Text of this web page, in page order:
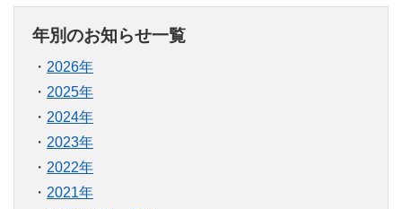
年別のお知らせ一覧
2026年
2025年
2024年
2023年
2022年
2021年